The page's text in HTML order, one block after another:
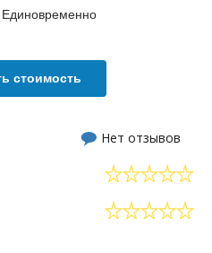
Единовременно
стоимость
Нет отзывов